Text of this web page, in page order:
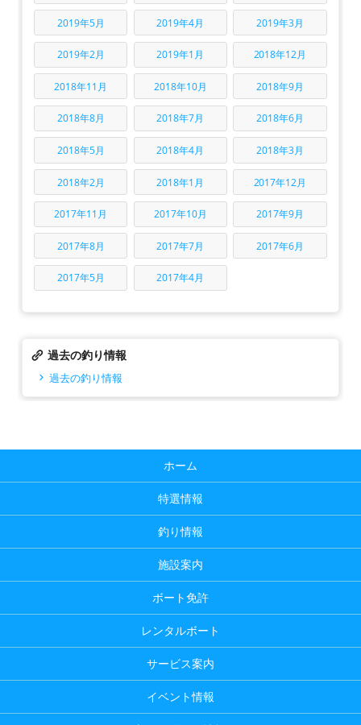
2019年5月 2019年4月 2019年3月
2019年2月 2019年1月 2018年12月
2018年11月 2018年10月 2018年9月
2018年8月 2018年7月 2018年6月
2018年5月 2018年4月 2018年3月
2018年2月 2018年1月 2017年12月
2017年11月 2017年10月 2017年9月
2017年8月 2017年7月 2017年6月
2017年5月 2017年4月
過去の釣り情報
過去の釣り情報
ホーム
特選情報
釣り情報
施設案内
ボート免許
レンタルボート
サービス案内
イベント情報